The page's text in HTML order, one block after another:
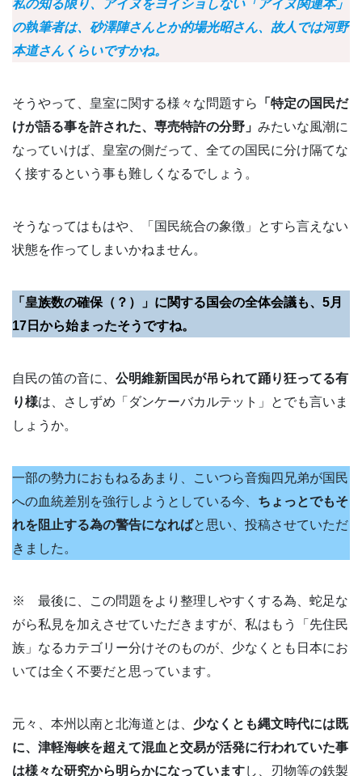
私の知る限り、アイヌをヨイショしない「アイヌ関連本」
の執筆者は、砂澤陣さんとか的場光昭さん、故人では河野
本道さんくらいですかね。
そうやって、皇室に関する様々な問題すら
「特定の国民だ
けが語る事を許された、専売特許の分野」 みたいな風潮に
なっていけば、皇室の側だって、全ての国民に分け隔てな
く接するという事も難しくなるでしょう。
そうなってはもはや、「国民統合の象徴」とすら言えない
状態を作ってしまいかねません。
「皇族数の確保（？）」に関する国会の全体会議も、5月
17日から始まったそうですね。
自民の笛の音に、 公明維新国民が吊られて踊り狂ってる有
り様は、さしずめ「ダンケーバカルテット」とでも言いま
しょうか。
一部の勢力におもねるあまり、こいつら音痴四兄弟が国民
への血統差別を強行しようとしている今、 ちょっとでもそ
れを阻止する為の警告になればと思い、投稿させていただ
きました。
※ 最後に、この問題をより整理しやすくする為、蛇足な
がら私見を加えさせていただきますが、私はもう「先住民
族」なるカテゴリー分けそのものが、少なくとも日本にお
いては全く不要だと思っています。
元々、本州以南と北海道とは、 少なくとも縄文時代には既
に、津軽海峡を超えて混血と交易が活発に行われていた事
は様々な研究から明らかになっていますし、刃物等の鉄製